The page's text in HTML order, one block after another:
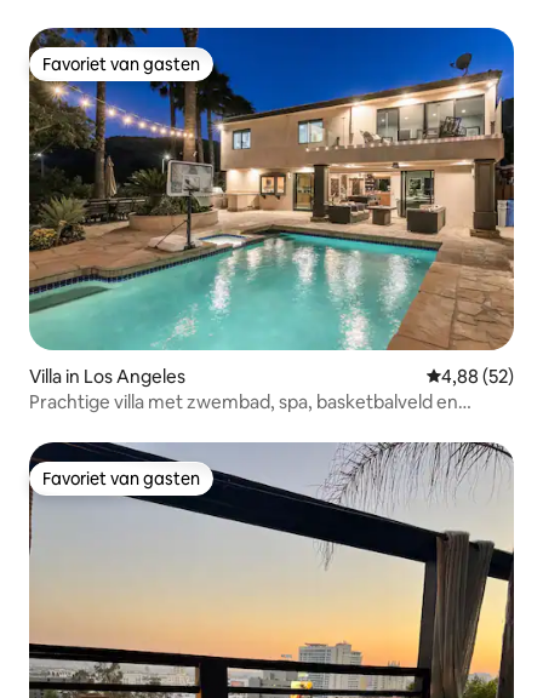
Favoriet van gasten
Favoriet van gasten
Villa in Los Angeles Gemiddelde
4,88 (52)
Prachtige villa met zwembad, spa, basketbalveld en
Favoriet van gasten
Favoriet van gasten